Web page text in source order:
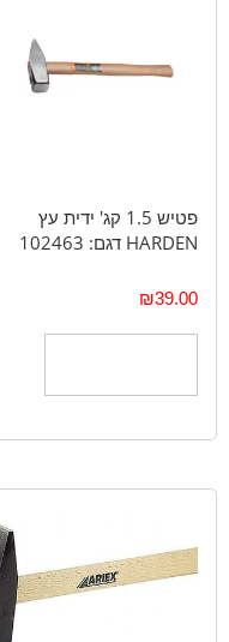
פטיש 1.5 קג' ידית עץ
HARDEN דגם: 102463
₪39.00